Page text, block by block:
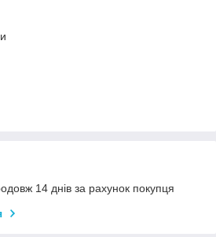
14 днів за рахунок покупця